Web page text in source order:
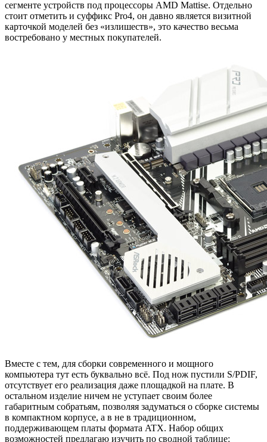
сегменте устройств под процессоры AMD Mattise. Отдельно
стоит отметить и суффикс Pro4, он давно является визитной
карточкой моделей без «излишеств», это качество весьма
востребовано у местных покупателей.
Вместе с тем, для сборки современного и мощного
компьютера тут есть буквально всё. Под нож пустили S/PDIF,
отсутствует его реализация даже площадкой на плате. В
остальном изделие ничем не уступает своим более
габаритным собратьям, позволяя задуматься о сборке системы
в компактном корпусе, а в не в традиционном,
поддерживающем платы формата ATX. Набор общих
возможностей предлагаю изучить по сводной таблице: